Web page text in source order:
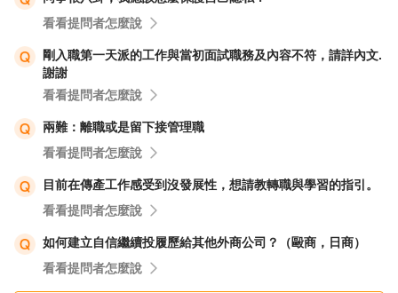
看看提問者怎麼說
剛入職第一天派的工作與當初面試職務及內容不符，請詳內文.
謝謝
看看提問者怎麼說
兩難：離職或是留下接管理職
看看提問者怎麼說
目前在傳產工作感受到沒發展性，想請教轉職與學習的指引。
看看提問者怎麼說
如何建立自信繼續投履歷給其他外商公司？（毆商，日商）
看看提問者怎麼說